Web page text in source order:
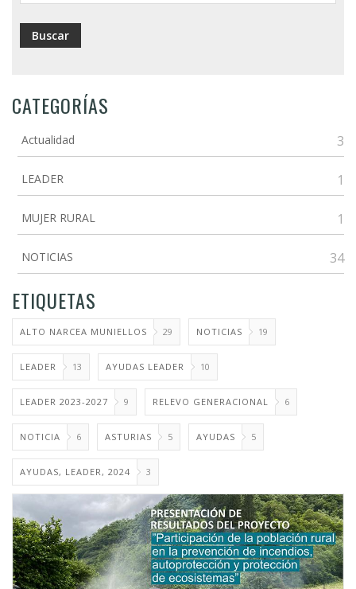
CATEGORÍAS
Actualidad 3
LEADER 1
MUJER RURAL 1
NOTICIAS 34
ETIQUETAS
ALTO NARCEA MUNIELLOS 29 NOTICIAS 19
LEADER 13 AYUDAS LEADER 10
LEADER 2023-2027 9 RELEVO GENERACIONAL 6
NOTICIA 6 ASTURIAS 5 AYUDAS 5
AYUDAS, LEADER, 2024 3